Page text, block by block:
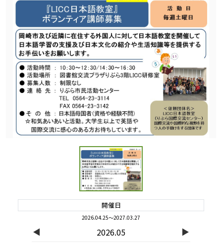
開催日
2026.04.25～2027.03.27
◀ 2026.05 ▶